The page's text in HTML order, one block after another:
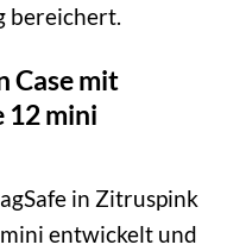
bereichert.
Case mit
12 mini
in Zitruspink
entwickelt und